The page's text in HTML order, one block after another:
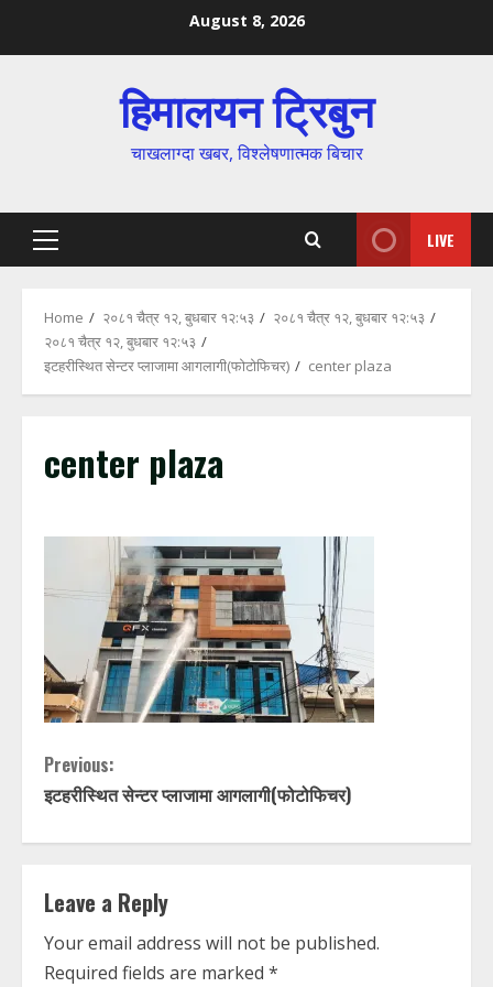
August 8, 2026
हिमालयन ट्रिबुन
चाखलाग्दा खबर, विश्लेषणात्मक बिचार
Primary
LIVE
Home २०८१ चैत्र १२, बुधबार १२:५३
२०८१ चैत्र १२, बुधबार १२:५३
२०८१ चैत्र १२, बुधबार १२:५३
इटहरीस्थित सेन्टर प्लाजामा आगलागी(फोटोफिचर)
center plaza
center plaza
C
o
t
i
Previous:
इटहरीस्थित सेन्टर प्लाजामा आगलागी(फोटोफिचर)
Leave a Reply
Your email address will not be published.
Required fields are marked *